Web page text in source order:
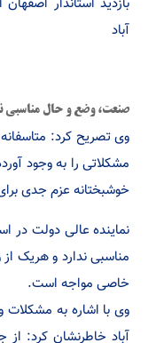
آباد
صنعت، وضع و حال مناسبی
وی تصریح کرد:
مشکلاتی را به وجود
خوشبختانه عزم جدی
نماینده عالی دولت در
مناسبی ندارد و هریک
خاصی مواجه است.
وی با اشاره به
آباد خاطرنشان کرد: از